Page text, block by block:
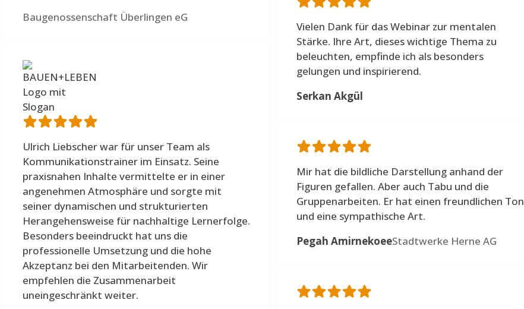
Baugenossenschaft Überlingen eG
Ulrich Liebscher war für unser Team als
Kommunikationstrainer im Einsatz. Seine
praxisnahen Inhalte vermittelte er in einer
angenehmen Atmosphäre und sorgte mit
seiner dynamischen und strukturierten
Herangehensweise für nachhaltige Lernerfolge.
Besonders beeindruckt hat uns die
professionelle Umsetzung und die hohe
Akzeptanz bei den Mitarbeitenden. Wir
empfehlen die Zusammenarbeit
uneingeschränkt weiter.
Vielen Dank für das Webinar zur mentalen
Stärke. Ihre Art, dieses wichtige Thema zu
beleuchten, empfinde ich als besonders
gelungen und inspirierend.
Serkan Akgül
Mir hat die bildliche Darstellung anhand der
Figuren gefallen. Aber auch Tabu und die
Gruppenarbeiten. Er hat einen freundlichen Ton
und eine sympathische Art.
Pegah AmirnekoeeStadtwerke Herne AG